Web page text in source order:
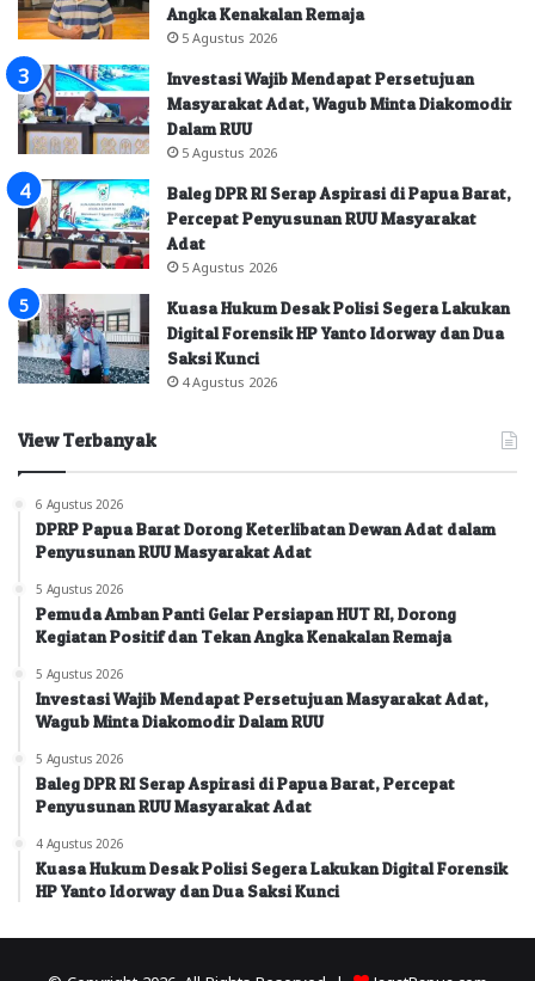
Angka Kenakalan Remaja
5 Agustus 2026
Investasi Wajib Mendapat Persetujuan
Masyarakat Adat, Wagub Minta Diakomodir
Dalam RUU
5 Agustus 2026
Baleg DPR RI Serap Aspirasi di Papua Barat,
Percepat Penyusunan RUU Masyarakat
Adat
5 Agustus 2026
Kuasa Hukum Desak Polisi Segera Lakukan
Digital Forensik HP Yanto Idorway dan Dua
Saksi Kunci
4 Agustus 2026
View Terbanyak
6 Agustus 2026
DPRP Papua Barat Dorong Keterlibatan Dewan Adat dalam
Penyusunan RUU Masyarakat Adat
5 Agustus 2026
Pemuda Amban Panti Gelar Persiapan HUT RI, Dorong
Kegiatan Positif dan Tekan Angka Kenakalan Remaja
5 Agustus 2026
Investasi Wajib Mendapat Persetujuan Masyarakat Adat,
Wagub Minta Diakomodir Dalam RUU
5 Agustus 2026
Baleg DPR RI Serap Aspirasi di Papua Barat, Percepat
Penyusunan RUU Masyarakat Adat
4 Agustus 2026
Kuasa Hukum Desak Polisi Segera Lakukan Digital Forensik
HP Yanto Idorway dan Dua Saksi Kunci